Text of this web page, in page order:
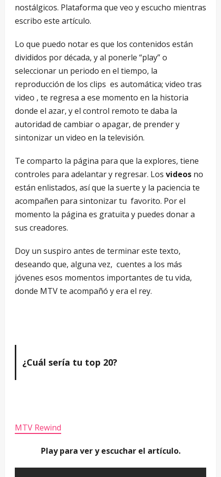
nostálgicos. Plataforma que veo y escucho mientras
escribo este artículo.
Lo que puedo notar es que los contenidos están
divididos por década, y al ponerle “play” o
seleccionar un periodo en el tiempo, la
reproducción de los clips es automática; video tras
video , te regresa a ese momento en la historia
donde el azar, y el control remoto te daba la
autoridad de cambiar o apagar, de prender y
sintonizar un video en la televisión.
Te comparto la página para que la explores, tiene
controles para adelantar y regresar. Los videos no
están enlistados, así que la suerte y la paciencia te
acompañen para sintonizar tu favorito. Por el
momento la página es gratuita y puedes donar a
sus creadores.
Doy un suspiro antes de terminar este texto,
deseando que, alguna vez, cuentes a los más
jóvenes esos momentos importantes de tu vida,
donde MTV te acompañó y era el rey.
¿Cuál sería tu top 20?
MTV Rewind
Play para ver y escuchar el artículo.